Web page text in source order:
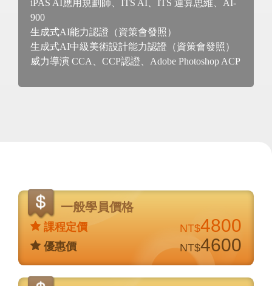
iPAS AI應用規劃師、ITS AI、ITS 運算思維、AI-
900
生成式AI能力認證（資策會發照）
生成式AI中級美術設計能力認證（資策會發照）
威力導演 CCA、CCP認證、Adobe Photoshop ACP
價
說
一般學員價格
課程定價 NT$4800
優惠價 NT$4600